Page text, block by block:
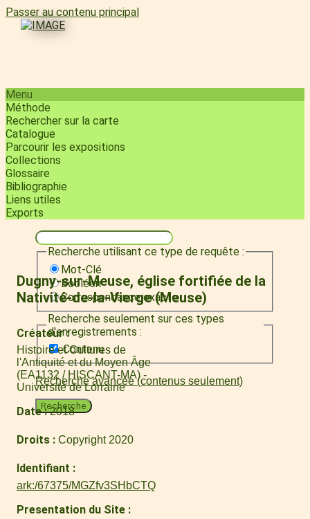
Passer au contenu principal
Menu
Méthode
Rechercher sur la carte
Catalogue
Parcourir les expositions
Collections
Glossaire
Bibliographie
Liens utiles
Exports
Recherche utilisant ce type de requête :
Mot-Clé
Booléen
Correspondance exacte
Recherche seulement sur ces types
d'enregistrements :
Contenu
Recherche avancée (contenus seulement)
Recherche
Dugny-sur-Meuse, église fortifiée de la
Nativité-de-la-Vierge (Meuse)
Créateur
Histoire et Cultures de
l'Antiquité et du Moyen Âge
(EA1132 / HISCANT-MA) -
Université de Lorraine
Date 2018
Droits Copyright 2020
Identifiant
ark:/67375/MGZfv3SHbCTQ
Presentation du Site